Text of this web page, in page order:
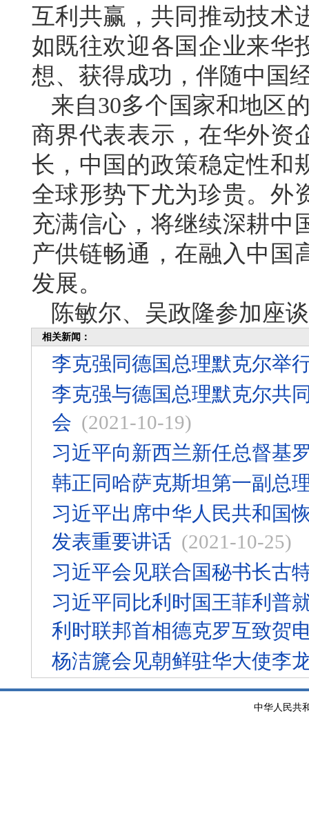
互利共赢，共同推动技术
如既往欢迎各国企业来华
想、获得成功，伴随中国
来自30多个国家和地区
商界代表表示，在华外资
长，中国的政策稳定性和
全球形势下尤为珍贵。外
充满信心，将继续深耕中
产供链畅通，在融入中国
发展。
陈敏尔、吴政隆参加座
相关新闻：
李克强同德国总理默克尔举
李克强与德国总理默克尔共
会 (2021-10-19)
习近平向新西兰新任总督基
韩正同哈萨克斯坦第一副总
习近平出席中华人民共和国
发表重要讲话 (2021-10-25)
习近平会见联合国秘书长古
习近平同比利时国王菲利普
利时联邦首相德克罗互致贺
杨洁篪会见朝鲜驻华大使李
中华人民共